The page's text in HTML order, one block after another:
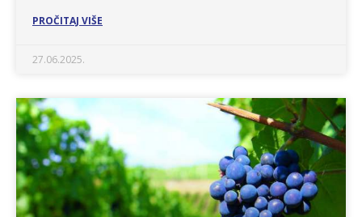
PROČITAJ VIŠE
27.06.2025.